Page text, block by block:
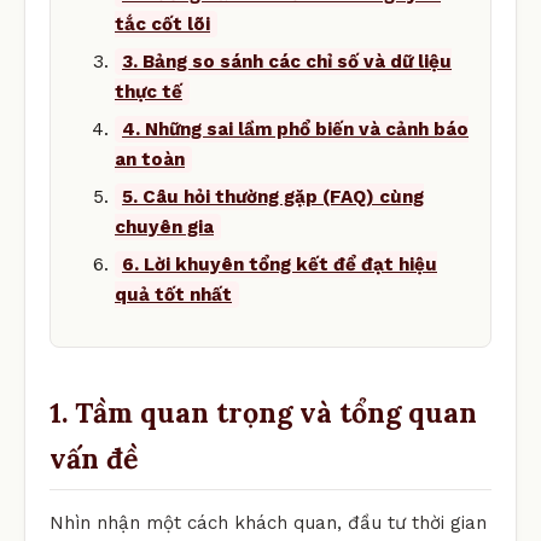
tắc cốt lõi
3. Bảng so sánh các chỉ số và dữ liệu
thực tế
4. Những sai lầm phổ biến và cảnh báo
an toàn
5. Câu hỏi thường gặp (FAQ) cùng
chuyên gia
6. Lời khuyên tổng kết để đạt hiệu
quả tốt nhất
1. Tầm quan trọng và tổng quan
vấn đề
Nhìn nhận một cách khách quan, đầu tư thời gian